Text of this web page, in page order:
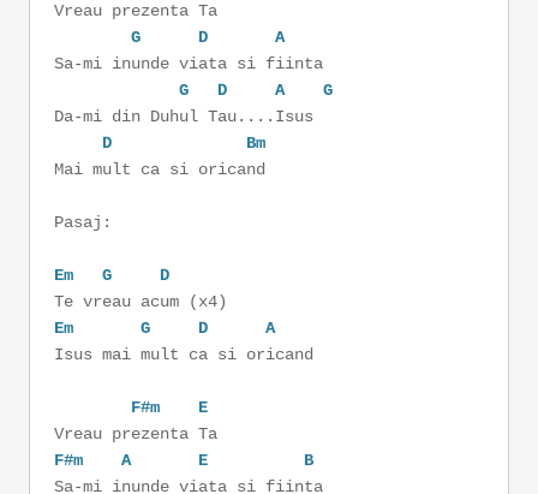
Vreau prezenta Ta
G
D
A
Sa-mi inunde viata si fiinta
G
D A
G
Da-mi din Duhul Tau....Isus
D
Bm
Mai mult ca si oricand
Pasaj:
Em G
D
Te vreau acum (x4)
Em
G D
A
Isus mai mult ca si oricand
F#m
E
Vreau prezenta Ta
F#m
A E
B
Sa-mi inunde viata si fiinta